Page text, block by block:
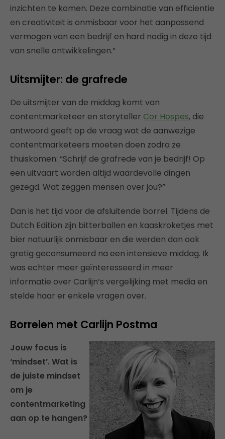
inzichten te komen. Deze combinatie van efficientie
en creativiteit is onmisbaar voor het aanpassend
vermogen van een bedrijf en hard nodig in deze tijd
van snelle ontwikkelingen.”
Uitsmijter: de grafrede
De uitsmijter van de middag komt van
contentmarketeer en storyteller Cor Hospes, die
antwoord geeft op de vraag wat de aanwezige
contentmarketeers moeten doen zodra ze
thuiskomen: “Schrijf de grafrede van je bedrijf! Op
een uitvaart worden altijd waardevolle dingen
gezegd. Wat zeggen mensen over jou?”
Dan is het tijd voor de afsluitende borrel. Tijdens de
Dutch Edition zijn bitterballen en kaaskroketjes met
bier natuurlijk onmisbaar en die werden dan ook
gretig geconsumeerd na een intensieve middag. Ik
was echter meer geïnteresseerd in meer
informatie over Carlijn’s vergelijking met media en
stelde haar er enkele vragen over.
Borrelen met Carlijn Postma
Jouw focus is
‘mindset’. Wat is
de juiste mindset
om je
contentmarketing
aan op te hangen?